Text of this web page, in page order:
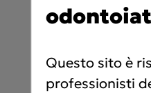
Questo sito è
professionisti